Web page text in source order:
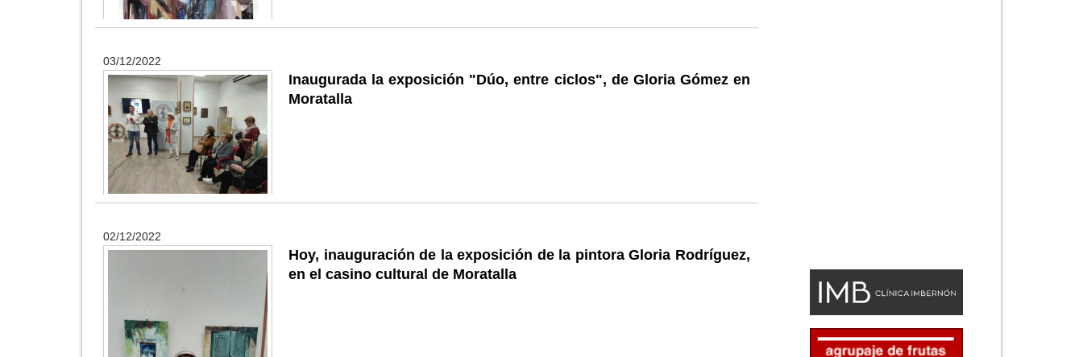
03/12/2022
Inaugurada la exposición "Dúo, entre ciclos", de Gloria Gómez en
Moratalla
02/12/2022
Hoy, inauguración de la exposición de la pintora Gloria Rodríguez,
en el casino cultural de Moratalla